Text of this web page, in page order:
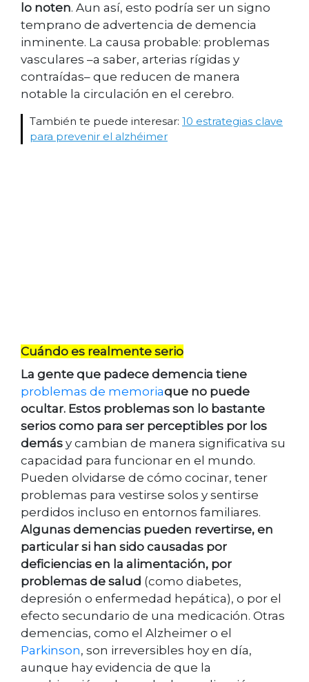
lo noten. Aun así, esto podría ser un signo
temprano de advertencia de demencia
inminente. La causa probable: problemas
vasculares –a saber, arterias rígidas y
contraídas– que reducen de manera
notable la circulación en el cerebro.
También te puede interesar: 10 estrategias clave
para prevenir el alzhéimer
Cuándo es realmente serio
La gente que padece demencia tiene
problemas de memoriaque no puede
ocultar. Estos problemas son lo bastante
serios como para ser perceptibles por los
demás y cambian de manera significativa su
capacidad para funcionar en el mundo.
Pueden olvidarse de cómo cocinar, tener
problemas para vestirse solos y sentirse
perdidos incluso en entornos familiares.
Algunas demencias pueden revertirse, en
particular si han sido causadas por
deficiencias en la alimentación, por
problemas de salud (como diabetes,
depresión o enfermedad hepática), o por el
efecto secundario de una medicación. Otras
demencias, como el Alzheimer o el
Parkinson, son irreversibles hoy en día,
aunque hay evidencia de que la